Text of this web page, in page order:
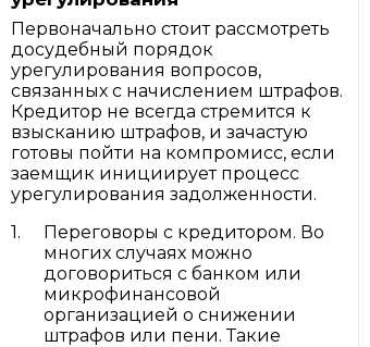
Первоначально стоит рассмотреть
досудебный порядок
урегулирования вопросов,
связанных с начислением штрафов.
Кредитор не всегда стремится к
взысканию штрафов, и зачастую
готовы пойти на компромисс, если
заемщик инициирует процесс
урегулирования задолженности.
Переговоры с кредитором. Во
многих случаях можно
договориться с банком или
микрофинансовой
организацией о снижении
штрафов или пени. Такие